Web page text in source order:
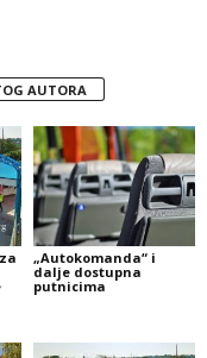
AUTORA
„Autokomanda“ i
dalje dostupna
putnicima